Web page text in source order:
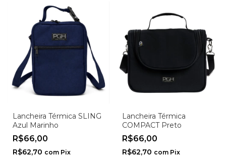
Lancheira Térmica SLING
Azul Marinho
R$66,00
R$62,70 com Pix
Lancheira Térmica
COMPACT Preto
R$66,00
R$62,70 com Pix